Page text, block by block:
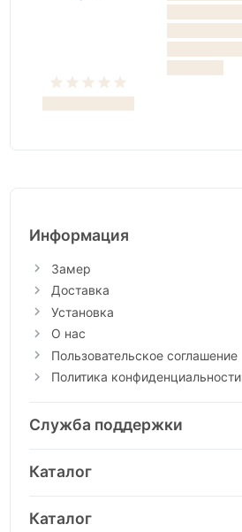
Информация
Замер
Доставка
Установка
О нас
Пользовательское соглашение
Политика конфиденциальности
Служба поддержки
Каталог
Каталог